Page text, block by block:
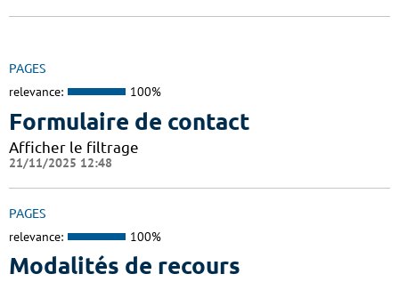
PAGES
relevance: 100%
Formulaire de contact
Afficher le filtrage
21/11/2025 12:48
PAGES
relevance: 100%
Modalités de recours